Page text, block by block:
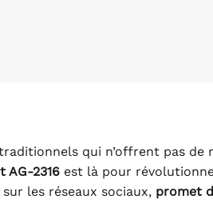
qui n’offrent pas de
AG-2316 est là pour
les réseaux sociaux, promet